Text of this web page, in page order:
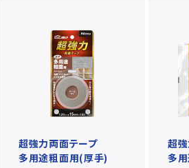
超強力両面テープ
多用途粗面用(厚手)
超
多